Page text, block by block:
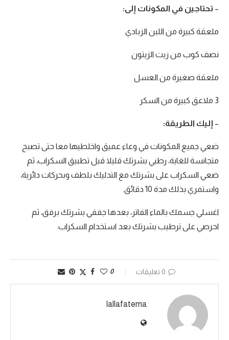
– تحتاجين في المكونات إلى:
ملعقة كبيرة من اللبن الزبادي
نصف كوب من زيت الزيتون
ملعقة صغيرة من العسل
3 ملاعق كبيرة من السكر
– إليك الطريقة:
ضعي جميع المكونات في وعاء عميق واخلطيها معا حتى تصبح
متجانسة للغاية، رطبي بشرتك قليلا قبل تطبيق السكراب، ثم
ضعي السكراب على بشرتك مع التدليك بلطف وبحركات دائرية،
واستمري بذلك مدة 10 دقائق.
اغسلي جسمك بالماء الفاتر، بعدها جففي بشرتك برفق، ثم
احرصي على ترطيب بشرتك بعد استخدام السكراب.
0 تعليقات 0
lallafatema